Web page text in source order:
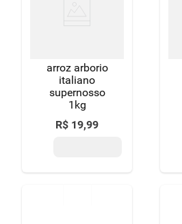
arroz arborio
italiano
supernosso
1kg
R$ 19,99